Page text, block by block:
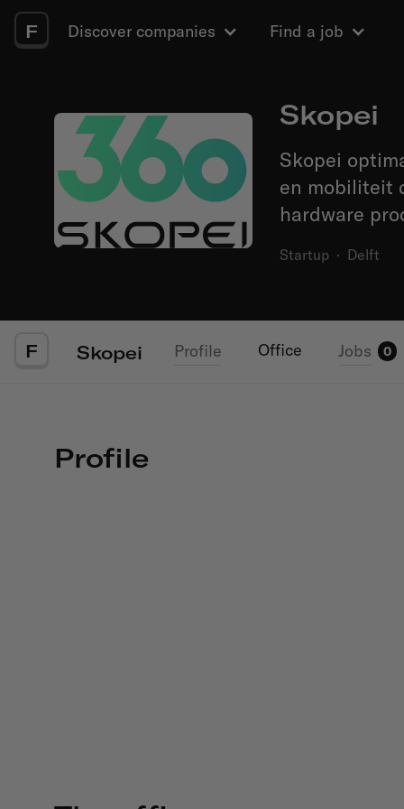
F Discover companies Find a job
Skopei
Skopei
en mobiliteit
hardware
Startup · Delft
F Skopei Profile Office Jobs 0
Profile